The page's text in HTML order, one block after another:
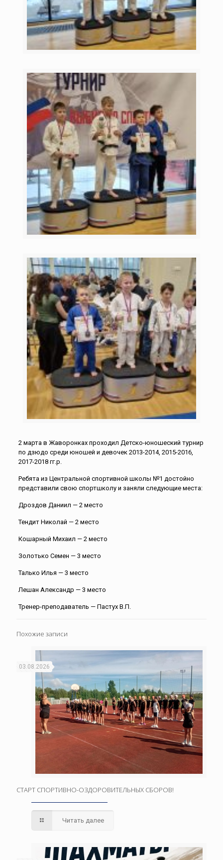
2 марта в Жаворонках проходил Детско-юношеский турнир
по дзюдо среди юношей и девочек 2013-2014, 2015-2016,
2017-2018 гг.р.
Ребята из Центральной спортивной школы №1 достойно
представили свою спортшколу и заняли следующие места:
Дроздов Даниил — 2 место
Тендит Николай — 2 место
Кошарный Михаил — 2 место
Золотько Семен — 3 место
Талько Илья — 3 место
Лешан Александр — 3 место
Тренер-преподаватель — Пастух В.П.
Похожие записи
03.08.2026
СТАРТ СПОРТИВНО-ОЗДОРОВИТЕЛЬНЫХ СБОРОВ!
Читать далее